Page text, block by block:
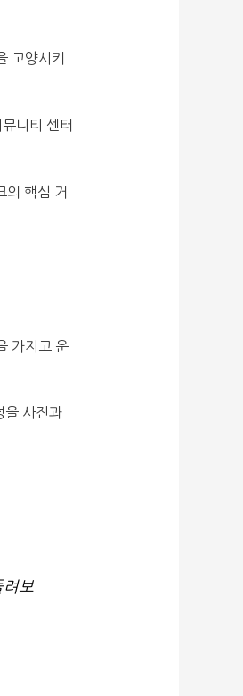
고양시키
니티 센터
의 핵심 거
가지고 운
을 사진과
려보